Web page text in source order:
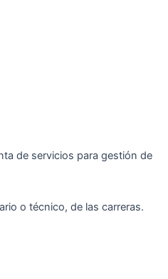
de servicios para gestión de
o técnico, de las carreras.